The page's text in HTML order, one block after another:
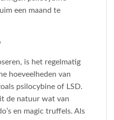
een maand te
is het regelmatig
hoeveelheden van
psilocybine of LSD.
de natuur wat van
en magic truffels. Als